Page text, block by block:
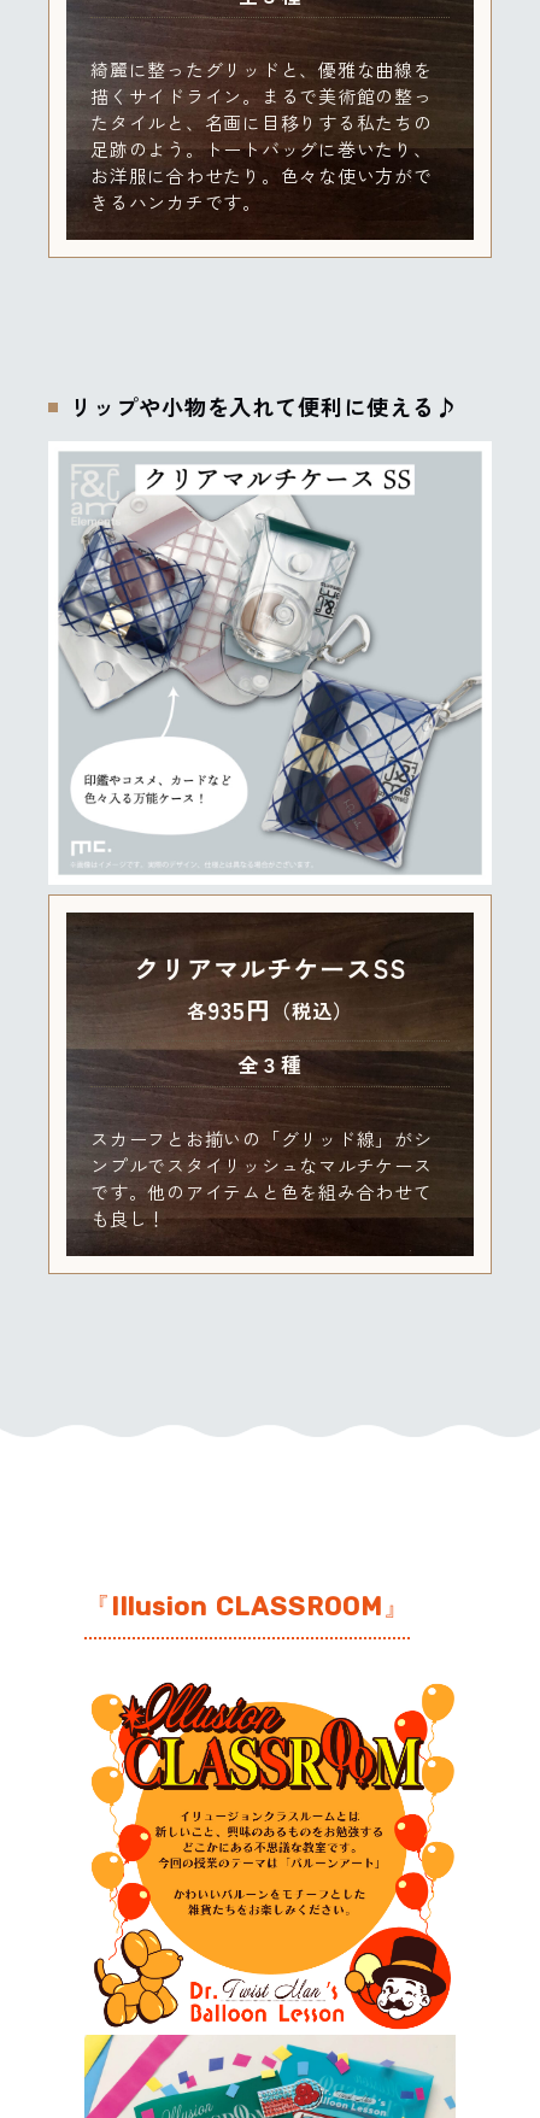
綺麗に整ったグリッドと、優雅な曲線を
描くサイドライン。まるで美術館の整っ
たタイルと、名画に目移りする私たちの
足跡のよう。トートバッグに巻いたり、
お洋服に合わせたり。色々な使い方がで
きるハンカチです。
リップや小物を入れて便利に使える♪
クリアマルチケースSS
各935円 （税込）
全３種
スカーフとお揃いの「グリッド線」がシ
ンプルでスタイリッシュなマルチケース
です。他のアイテムと色を組み合わせて
も良し！
『 Illusion CLASSROOM』